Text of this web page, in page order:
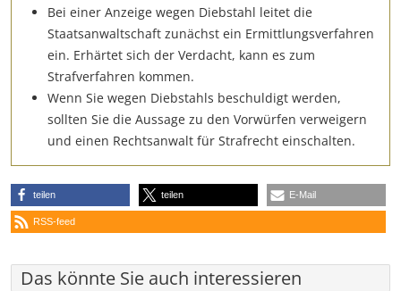
Bei einer Anzeige wegen Diebstahl leitet die
Staatsanwaltschaft zunächst ein Ermittlungsverfahren
ein. Erhärtet sich der Verdacht, kann es zum
Strafverfahren kommen.
Wenn Sie wegen Diebstahls beschuldigt werden,
sollten Sie die Aussage zu den Vorwürfen verweigern
und einen Rechtsanwalt für Strafrecht einschalten.
teilen teilen E-Mail
RSS-feed
Das könnte Sie auch interessieren